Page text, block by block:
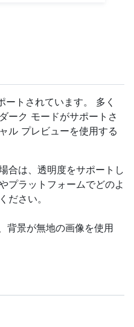
トされています。 多く
ーク モードがサポートさ
ル プレビューを使用する
合は、透明度をサポートし
プラットフォームでどのよ
ださい。
背景が無地の画像を使用